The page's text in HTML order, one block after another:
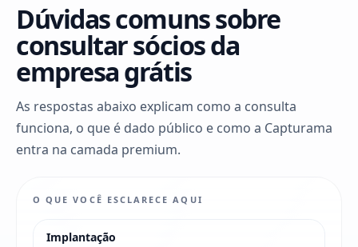
Dúvidas comuns sobre
consultar sócios da
empresa grátis
As respostas abaixo explicam como a consulta
funciona, o que é dado público e como a Capturama
entra na camada premium.
O QUE VOCÊ ESCLARECE AQUI
Implantação